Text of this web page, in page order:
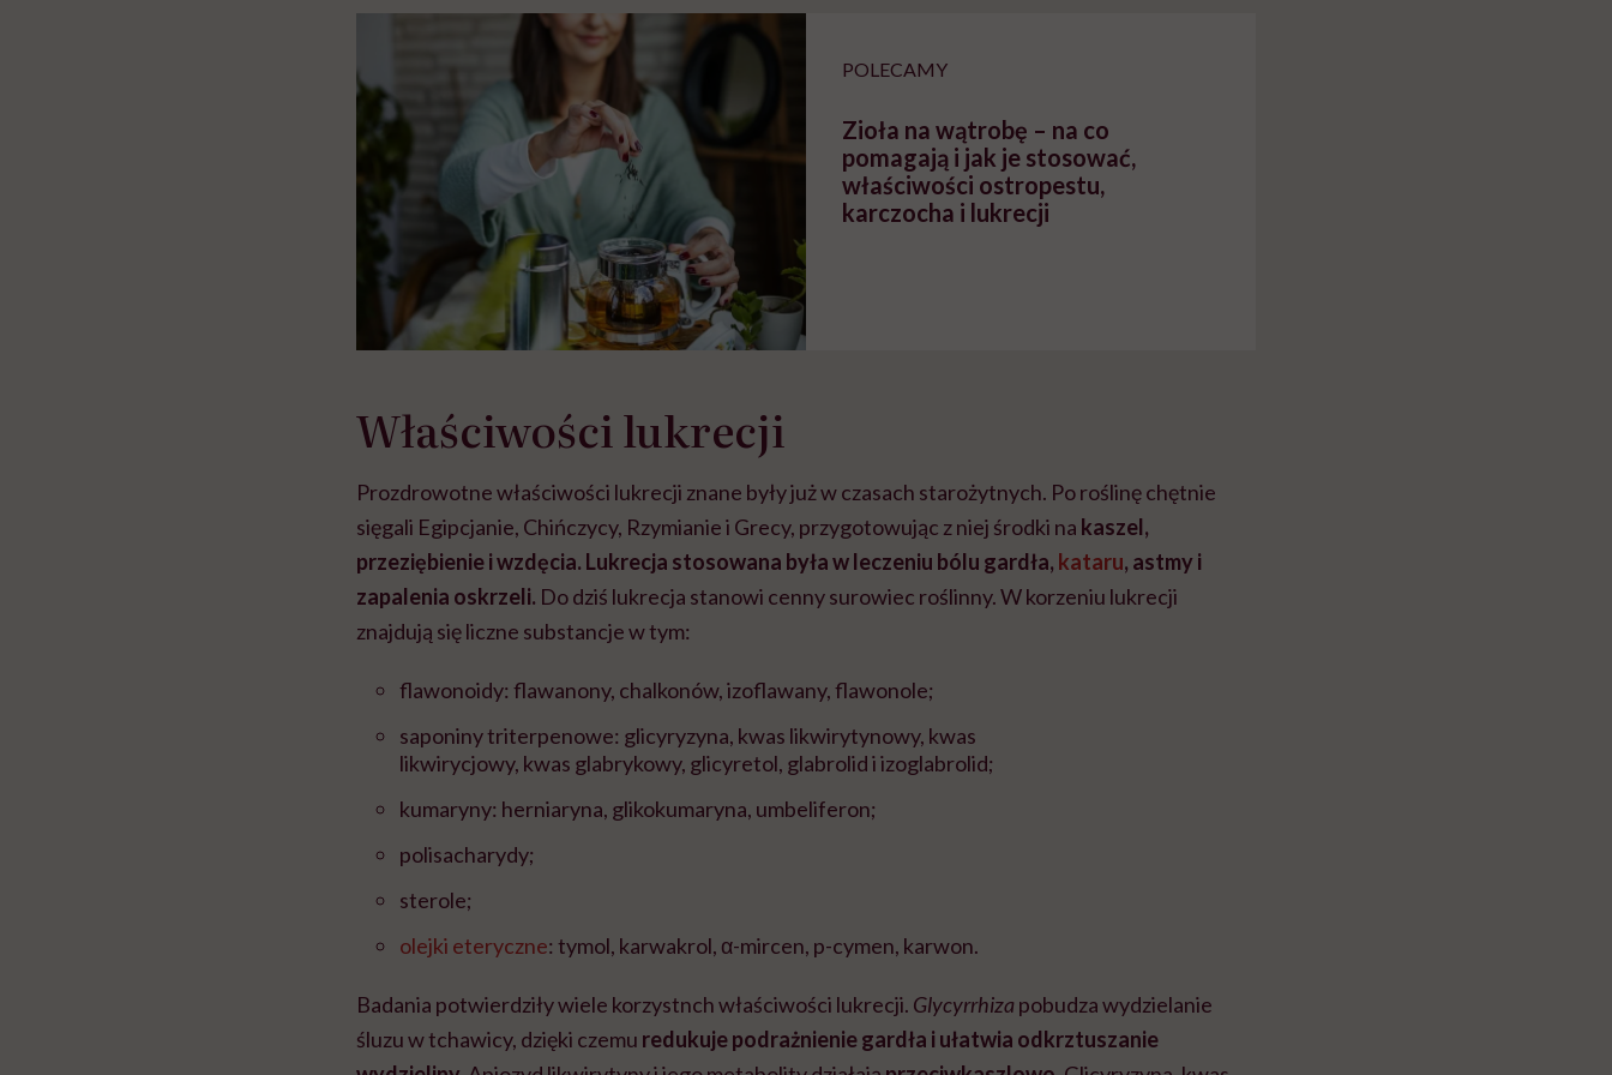
głupota i brak wyobraźni"
pracy
POLECAMY
Zioła na wątrobę – na co
pomagają i jak je stosować,
właściwości ostropestu,
karczocha i lukrecji
Właściwości lukrecji
Prozdrowotne właściwości lukrecji znane były już w czasach starożytnych. Po roślinę chętnie
sięgali Egipcjanie, Chińczycy, Rzymianie i Grecy, przygotowując z niej środki na kaszel,
przeziębienie i wzdęcia. Lukrecja stosowana była w leczeniu bólu gardła, kataru, astmy i
zapalenia oskrzeli. Do dziś lukrecja stanowi cenny surowiec roślinny. W korzeniu lukrecji
znajdują się liczne substancje w tym:
flawonoidy: flawanony, chalkonów, izoflawany, flawonole;
saponiny triterpenowe: glicyryzyna, kwas likwirytynowy, kwas
likwirycjowy, kwas glabrykowy, glicyretol, glabrolid i izoglabrolid;
kumaryny: herniaryna, glikokumaryna, umbeliferon;
polisacharydy;
sterole;
olejki eteryczne: tymol, karwakrol, α-mircen, p-cymen, karwon.
Badania potwierdziły wiele korzystnch właściwości lukrecji. Glycyrrhiza pobudza wydzielanie
śluzu w tchawicy, dzięki czemu redukuje podrażnienie gardła i ułatwia odkrztuszanie